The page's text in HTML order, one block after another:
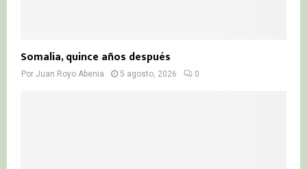
Somalia, quince años después
Por Juan Royo Abenia 5 agosto, 2026 0